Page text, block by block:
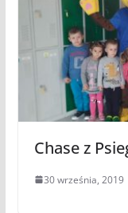
Chase z
30 września, 2019